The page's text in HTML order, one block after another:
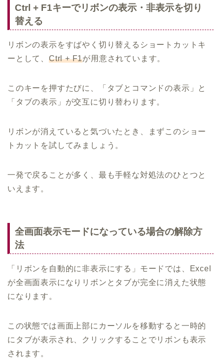
Ctrl + F1キーでリボンの表示・非表示を切り
替える
リボンの表示をすばやく切り替えるショートカットキ
ーとして、 Ctrl + F1が用意されています。
このキーを押すたびに、「タブとコマンドの表示」と
「タブの表示」が交互に切り替わります。
リボンが消えていると気づいたとき、まずこのショー
トカットを試してみましょう。
一発で戻ることが多く、最も手軽な対処法のひとつと
いえます。
全画面表示モードになっている場合の解除方
法
「リボンを自動的に非表示にする」モードでは、Excel
が全画面表示になりリボンとタブが完全に消えた状態
になります。
この状態では画面上部にカーソルを移動すると一時的
にタブが表示され、クリックすることでリボンも表示
されます。